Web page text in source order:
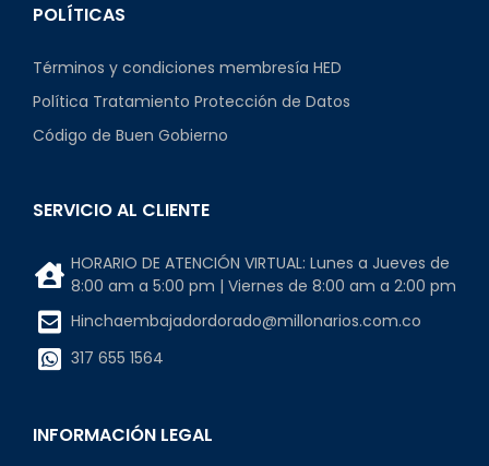
POLÍTICAS
Términos y condiciones membresía HED
Política Tratamiento Protección de Datos
Código de Buen Gobierno
SERVICIO AL CLIENTE
HORARIO DE ATENCIÓN VIRTUAL: Lunes a Jueves de
8:00 am a 5:00 pm | Viernes de 8:00 am a 2:00 pm
Hinchaembajadordorado@millonarios.com.co
317 655 1564
INFORMACIÓN LEGAL